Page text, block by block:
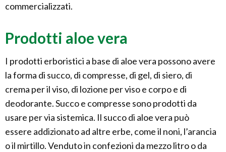
commercializzati.
Prodotti aloe vera
I prodotti erboristici a base di aloe vera possono avere
la forma di succo, di compresse, di gel, di siero, di
crema per il viso, di lozione per viso e corpo e di
deodorante. Succo e compresse sono prodotti da
usare per via sistemica. Il succo di aloe vera può
essere addizionato ad altre erbe, come il noni, l’arancia
o il mirtillo. Venduto in confezioni da mezzo litro o da